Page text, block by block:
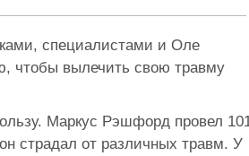
специалистами и Оле
чтобы вылечить свою травму
Маркус Рэшфорд провел
страдал от различных травм. У